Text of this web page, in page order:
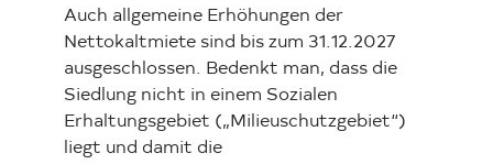
Auch allgemeine Erhöhungen der
Nettokaltmiete sind bis zum 31.12.2027
ausgeschlossen. Bedenkt man, dass die
Siedlung nicht in einem Sozialen
Erhaltungsgebiet („Milieuschutzgebiet“)
liegt und damit die